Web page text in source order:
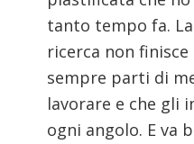
tanto tempo fa.
ricerca non
sempre parti di
lavorare e che gli
ogni angolo. E va